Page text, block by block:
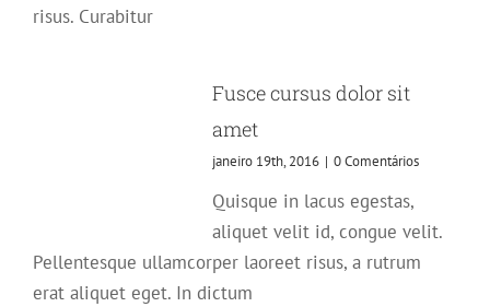
risus. Curabitur
Fusce cursus dolor sit
amet
janeiro 19th, 2016 | 0 Comentários
Quisque in lacus egestas,
aliquet velit id, congue velit.
Pellentesque ullamcorper laoreet risus, a rutrum
erat aliquet eget. In dictum